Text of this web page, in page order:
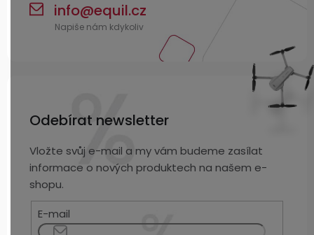
info@equil.cz
Odebírat newsletter
Vložte svůj e-mail a my vám budeme zasílat
informace o nových produktech na našem e-
shopu.
E-mail